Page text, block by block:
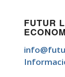
FUTUR